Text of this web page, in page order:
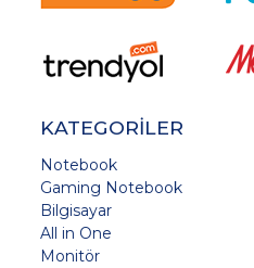
KATEGORİLER
Notebook
Gaming Notebook
Bilgisayar
All in One
Monitör